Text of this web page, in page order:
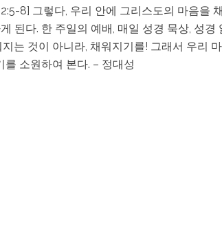
8] 그렇다, 우리 안에 그리스도의 마음을
된다. 한 주일의 예배, 매일 성경 묵상, 성
는 것이 아니라, 채워지기를! 그래서 우리
소원하여 본다. – 정대성